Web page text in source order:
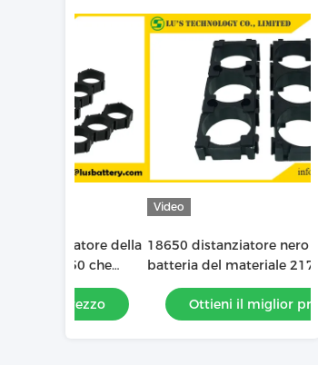
18650 distanziatore nero della
batteria del materiale 21700 del PC
dell'ABS del sostegno della cassetta
portabatterieOttieni il miglior prezzo